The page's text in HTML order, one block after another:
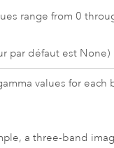
range from 0
par défaut est None)
values for
a three-band